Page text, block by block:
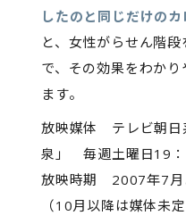
したのと同じだけのカ
と、女性がらせん階
で、その効果をわか
ます。
放映媒体 テレビ朝日
泉」 毎週土曜日19
放映時期 2007年7月
（10月以降は媒体未定